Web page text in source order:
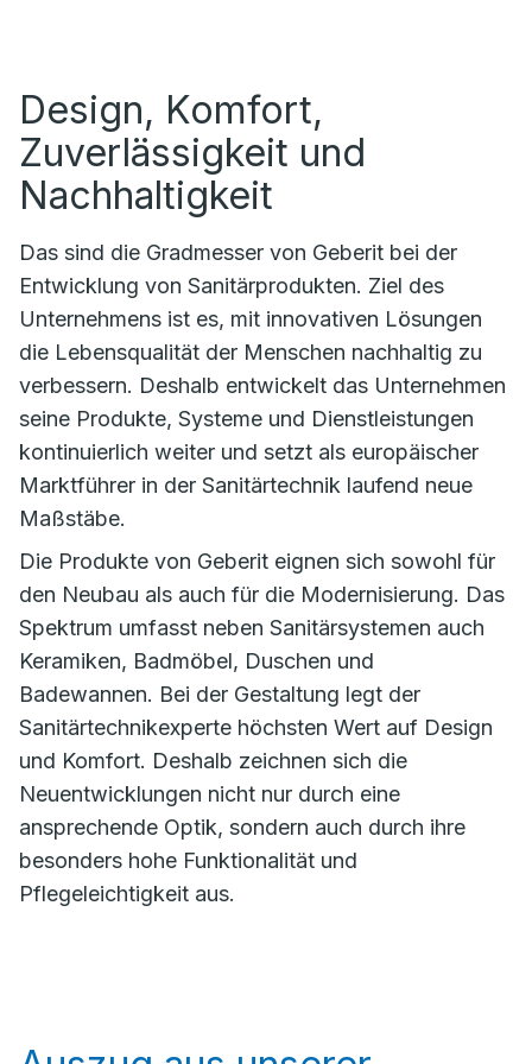
Design, Komfort,
Zuverlässigkeit und
Nachhaltigkeit
Das sind die Gradmesser von Geberit bei der
Entwicklung von Sanitärprodukten. Ziel des
Unternehmens ist es, mit innovativen Lösungen
die Lebensqualität der Menschen nachhaltig zu
verbessern. Deshalb entwickelt das Unternehmen
seine Produkte, Systeme und Dienstleistungen
kontinuierlich weiter und setzt als europäischer
Marktführer in der Sanitärtechnik laufend neue
Maßstäbe.
Die Produkte von Geberit eignen sich sowohl für
den Neubau als auch für die Modernisierung. Das
Spektrum umfasst neben Sanitärsystemen auch
Keramiken, Badmöbel, Duschen und
Badewannen. Bei der Gestaltung legt der
Sanitärtechnikexperte höchsten Wert auf Design
und Komfort. Deshalb zeichnen sich die
Neuentwicklungen nicht nur durch eine
ansprechende Optik, sondern auch durch ihre
besonders hohe Funktionalität und
Pflegeleichtigkeit aus.